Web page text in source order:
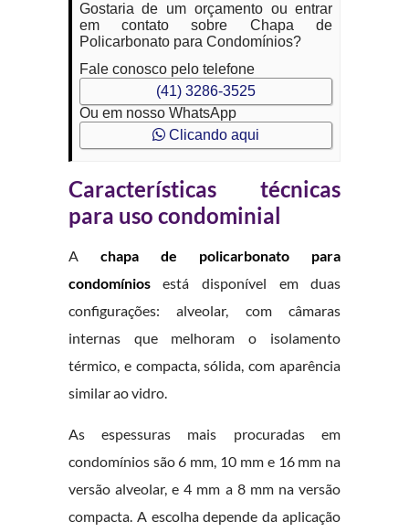
Gostaria de um orçamento ou entrar
em contato sobre Chapa de
Policarbonato para Condomínios?
Fale conosco pelo telefone
(41) 3286-3525
Ou em nosso WhatsApp
Clicando aqui
Características técnicas
para uso condominial
A chapa de policarbonato para
condomíniosestá disponível em duas
configurações: alveolar, com câmaras
internas que melhoram o isolamento
térmico, e compacta, sólida, com aparência
similar ao vidro.
As espessuras mais procuradas em
condomínios são 6 mm, 10 mm e 16 mm na
versão alveolar, e 4 mm a 8 mm na versão
compacta. A escolha depende da aplicação